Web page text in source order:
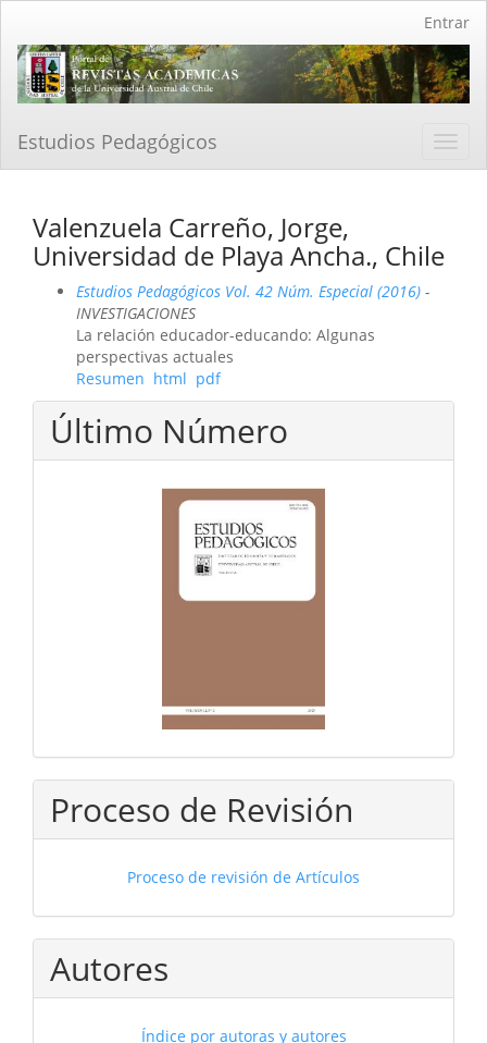
Contenido
principal
Barra
Entrar
Estudios Pedagógicos
Valenzuela Carreño, Jorge,
Universidad de Playa Ancha., Chile
Estudios Pedagógicos Vol. 42 Núm. Especial (2016) -
INVESTIGACIONES
La relación educador-educando: Algunas
perspectivas actuales
Resumen html pdf
Último Número
Proceso de Revisión
Proceso de revisión de Artículos
Autores
Índice por autoras y autores